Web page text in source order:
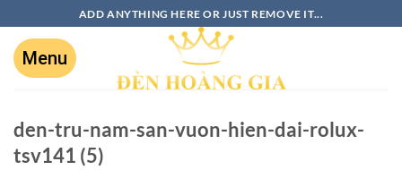
ADD ANYTHING HERE OR JUST REMOVE IT...
den-tru-nam-san-vuon-hien-dai-rolux-
tsv141 (5)